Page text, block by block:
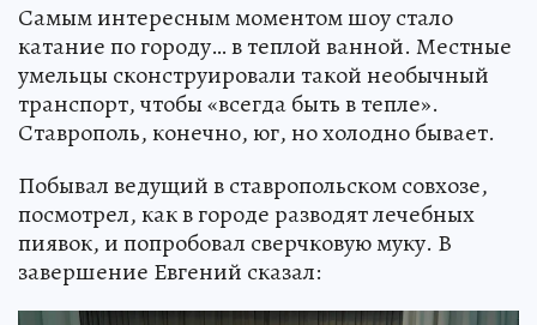
Самым интересным моментом шоу стало
катание по городу… в теплой ванной. Местные
умельцы сконструировали такой необычный
транспорт, чтобы «всегда быть в тепле».
Ставрополь, конечно, юг, но холодно бывает.
Побывал ведущий в ставропольском совхозе,
посмотрел, как в городе разводят лечебных
пиявок, и попробовал сверчковую муку. В
завершение Евгений сказал: